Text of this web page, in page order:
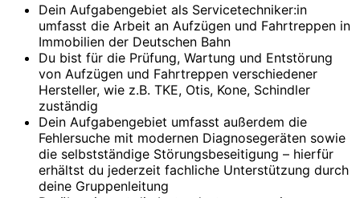
Dein Aufgabengebiet als Servicetechniker:in
umfasst die Arbeit an Aufzügen und Fahrtreppen in
Immobilien der Deutschen Bahn
Du bist für die Prüfung, Wartung und Entstörung
von Aufzügen und Fahrtreppen verschiedener
Hersteller, wie z.B. TKE, Otis, Kone, Schindler
zuständig
Dein Aufgabengebiet umfasst außerdem die
Fehlersuche mit modernen Diagnosegeräten sowie
die selbstständige Störungsbeseitigung – hierfür
erhältst du jederzeit fachliche Unterstützung durch
deine Gruppenleitung